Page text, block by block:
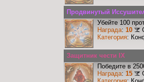
Продвинутый
Убейте 100
Награда: 10
Категория:
Защитник чести IX
Победите в
Награда: 15